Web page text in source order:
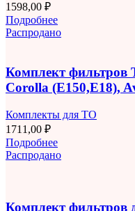
1598,00 ₽
Подробнее
Распродано
Комплект фильтров
Corolla (E150,E18),
Комплекты для ТО
1711,00 ₽
Подробнее
Распродано
Комплект